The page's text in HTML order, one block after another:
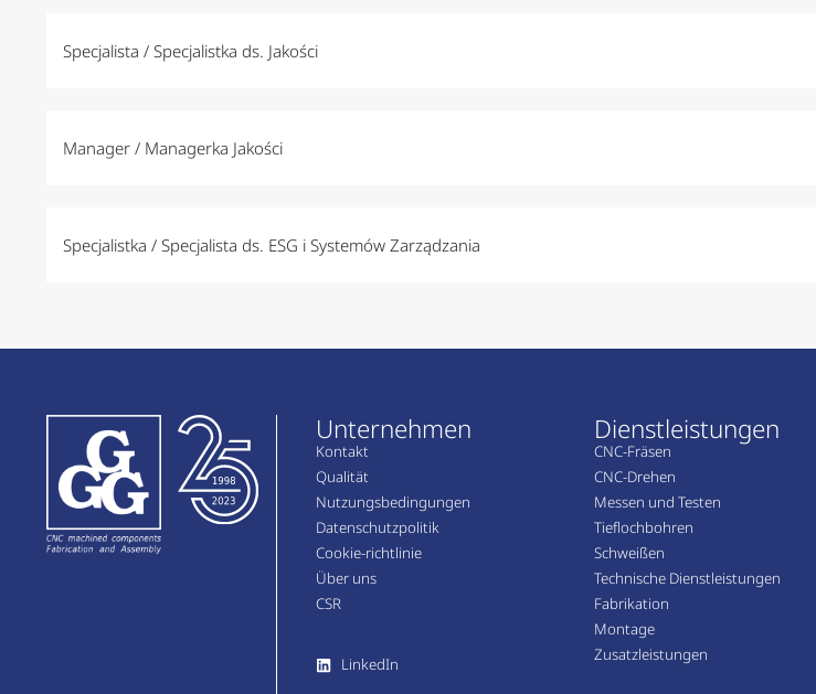
Specjalista / Specjalistka ds. Jakości
Manager / Managerka Jakości
Specjalistka / Specjalista ds. ESG i Systemów Zarządzania
Unternehmen
Kontakt
Qualität
Nutzungsbedingungen
Datenschutzpolitik
Cookie-richtlinie
Über uns
CSR
LinkedIn
Dienstleistungen
CNC-Fräsen
CNC-Drehen
Messen und Testen
Tieflochbohren
Schweißen
Technische Dienstleistungen
Fabrikation
Montage
Zusatzleistungen